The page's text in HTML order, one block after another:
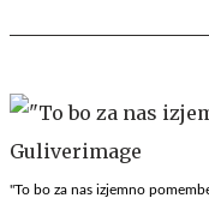
"To bo za nas izjemno